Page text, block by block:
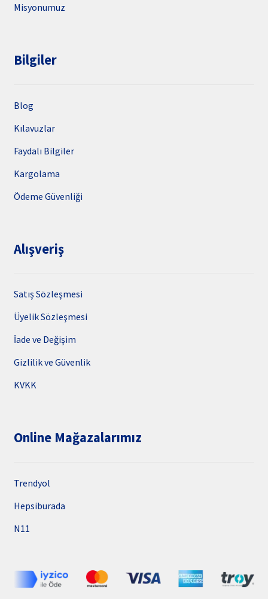
Misyonumuz
Bilgiler
Blog
Kılavuzlar
Faydalı Bilgiler
Kargolama
Ödeme Güvenliği
Alışveriş
Satış Sözleşmesi
Üyelik Sözleşmesi
İade ve Değişim
Gizlilik ve Güvenlik
KVKK
Online Mağazalarımız
Trendyol
Hepsiburada
N11